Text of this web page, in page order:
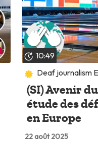
10:49
Deaf journalism
(SI) Avenir
étude des
en Europe
22 août 2025